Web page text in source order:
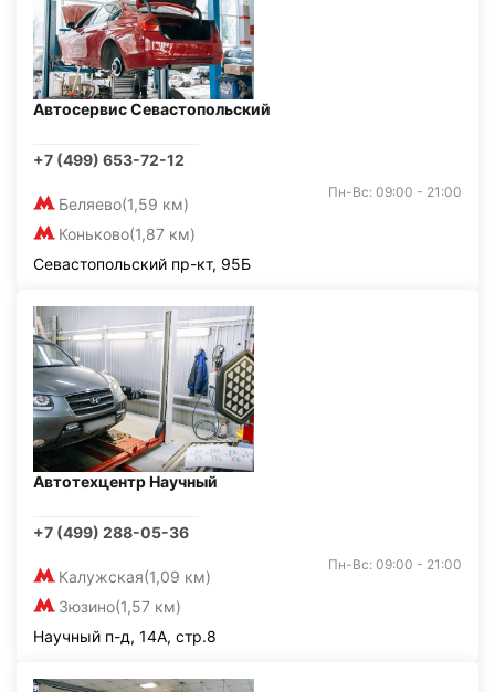
Автосервис Севастопольский
+7 (499) 653-72-12
Беляево(1,59 км)
Коньково(1,87 км)
Пн-Вс: 09:00 - 21:00
Севастопольский пр-кт, 95Б
Автотехцентр Научный
+7 (499) 288-05-36
Калужская(1,09 км)
Зюзино(1,57 км)
Пн-Вс: 09:00 - 21:00
Научный п-д, 14А, стр.8